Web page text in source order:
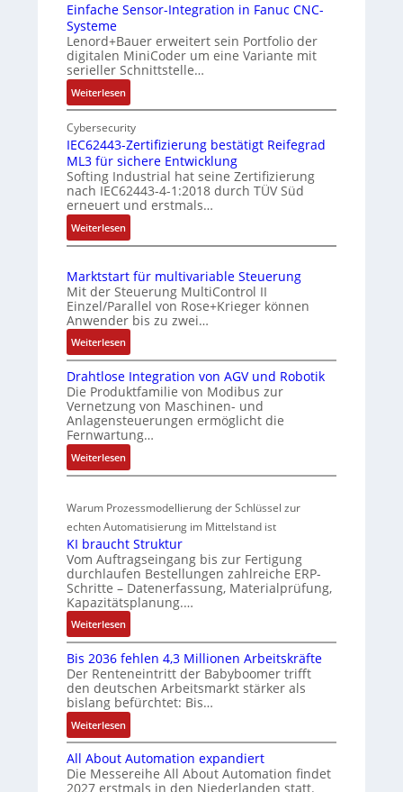
o
n
s
e
s
u
n
g
n
Z
u
s
a
n
d
s
e
w
a
c
h
u
n
h
g
e
e
k
o
m
b
n
e
r
t
o
s
i
t
n
m
e
s
s
u
n
u
n
d
Z
s
t
a
Einfache Sensor-Integration in Fanuc CNC-
Systeme
Lenord+Bauer erweitert sein Portfolio der
digitalen MiniCoder um eine Variante mit
serieller Schnittstelle…
Weiterlesen:
E
i
n
f
a
c
h
e
S
n
s
o
r
-
I
n
t
e
g
a
i
n
F
a
n
u
c
C
N
C
-
S
y
s
Cybersecurity
IEC62443-Zertifizierung bestätigt Reifegrad
ML3 für sichere Entwicklung
Softing Industrial hat seine Zertifizierung
nach IEC62443-4-1:2018 durch TÜV Süd
erneuert und erstmals…
Weiterlesen:
I
C
6
2
4
4
3
Z
e
r
i
e
r
u
n
b
e
s
t
ä
t
i
g
t
Marktstart für multivariable Steuerung
Mit der Steuerung MultiControl II
Einzel/Parallel von Rose+Krieger können
Anwender bis zu zwei…
Weiterlesen:
M
a
r
k
t
s
t
a
t
f
ü
r
m
u
l
t
v
a
r
a
b
l
e
Drahtlose Integration von AGV und Robotik
Die Produktfamilie von Modibus zur
Vernetzung von Maschinen- und
Anlagensteuerungen ermöglicht die
Fernwartung…
Weiterlesen:
D
a
h
t
l
o
s
e
I
n
t
e
g
r
a
t
i
o
Warum Prozessmodellierung der Schlüssel zur
echten Automatisierung im Mittelstand ist
KI braucht Struktur
Vom Auftragseingang bis zur Fertigung
durchlaufen Bestellungen zahlreiche ERP-
Schritte – Datenerfassung, Materialprüfung,
Kapazitätsplanung.…
Weiterlesen:
K
I
b
r
a
u
c
h
t
Bis 2036 fehlen 4,3 Millionen Arbeitskräfte
Der Renteneintritt der Babyboomer trifft
den deutschen Arbeitsmarkt stärker als
bislang befürchtet: Bis…
Weiterlesen:
B
i
s
All About Automation expandiert
Die Messereihe All About Automation findet
2027 erstmals in den Niederlanden statt.